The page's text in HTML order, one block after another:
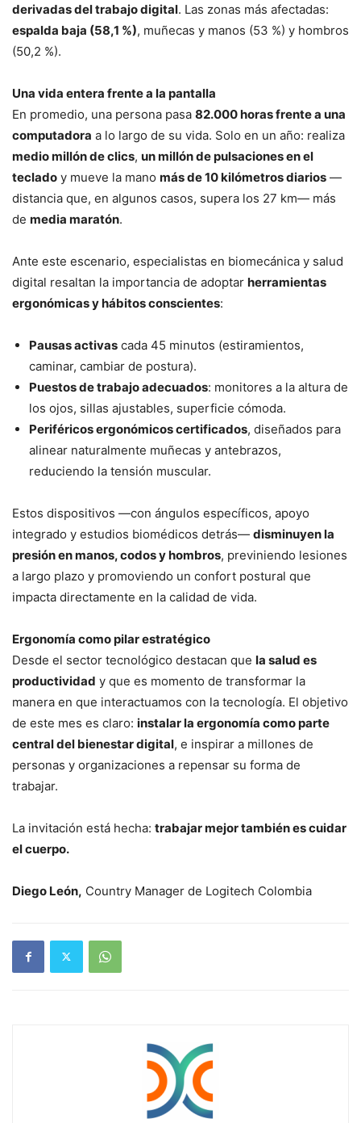
derivadas del trabajo digital. Las zonas más afectadas:
espalda baja (58,1 %), muñecas y manos (53 %) y hombros
(50,2 %).
Una vida entera frente a la pantalla
En promedio, una persona pasa 82.000 horas frente a una
computadora a lo largo de su vida. Solo en un año: realiza
medio millón de clics, un millón de pulsaciones en el
teclado y mueve la mano más de 10 kilómetros diarios —
distancia que, en algunos casos, supera los 27 km— más
de media maratón.
Ante este escenario, especialistas en biomecánica y salud
digital resaltan la importancia de adoptar herramientas
ergonómicas y hábitos conscientes:
Pausas activas cada 45 minutos (estiramientos,
caminar, cambiar de postura).
Puestos de trabajo adecuados: monitores a la altura de
los ojos, sillas ajustables, superficie cómoda.
Periféricos ergonómicos certificados, diseñados para
alinear naturalmente muñecas y antebrazos,
reduciendo la tensión muscular.
Estos dispositivos —con ángulos específicos, apoyo
integrado y estudios biomédicos detrás— disminuyen la
presión en manos, codos y hombros, previniendo lesiones
a largo plazo y promoviendo un confort postural que
impacta directamente en la calidad de vida.
Ergonomía como pilar estratégico
Desde el sector tecnológico destacan que la salud es
productividad y que es momento de transformar la
manera en que interactuamos con la tecnología. El objetivo
de este mes es claro: instalar la ergonomía como parte
central del bienestar digital, e inspirar a millones de
personas y organizaciones a repensar su forma de
trabajar.
La invitación está hecha: trabajar mejor también es cuidar
el cuerpo.
Diego León, Country Manager de Logitech Colombia